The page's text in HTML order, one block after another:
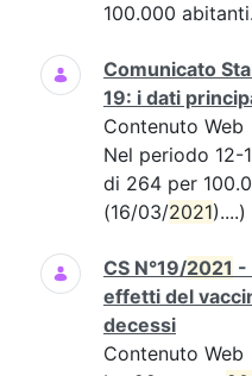
100.000
Comunicato
19: i dati
Contenuto Web
Nel periodo 12-
di 264 per
(16/03/2021
CS N°19/2021 -
effetti del
decessi
Contenuto Web